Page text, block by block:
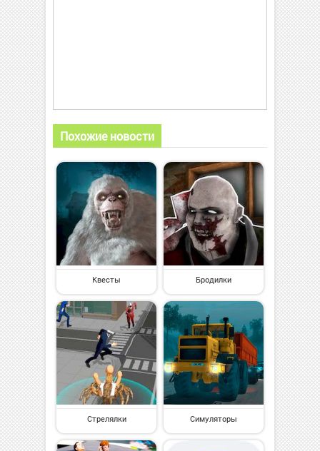
Похожие новости
Квесты Бродилки
Стрелялки Симуляторы